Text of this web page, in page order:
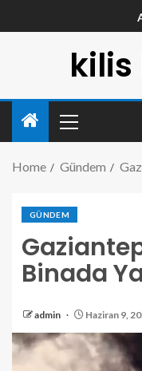
Home Gündem
GÜNDEM
Binada
admin Haziran 9,